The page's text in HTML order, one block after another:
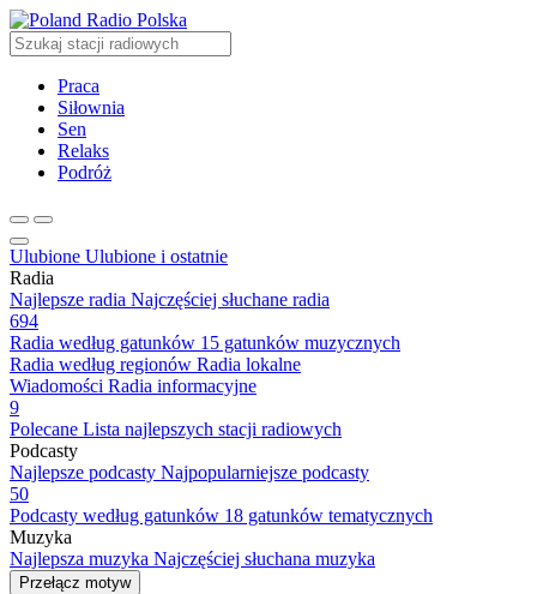
Radio Polska
Praca
Siłownia
Sen
Relaks
Podróż
Ulubione Ulubione i ostatnie
Radia
Najlepsze radia Najczęściej słuchane radia
694
Radia według gatunków 15 gatunków muzycznych
Radia według regionów Radia lokalne
Wiadomości Radia informacyjne
9
Polecane Lista najlepszych stacji radiowych
Podcasty
Najlepsze podcasty Najpopularniejsze podcasty
50
Podcasty według gatunków 18 gatunków tematycznych
Muzyka
Najlepsza muzyka Najczęściej słuchana muzyka
Przełącz motyw